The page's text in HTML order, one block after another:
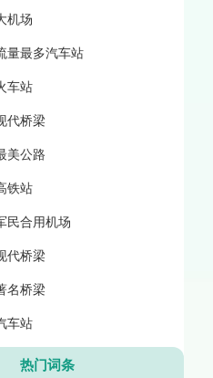
机场
量最多汽车站
车站
代桥梁
美公路
铁站
民合用机场
代桥梁
名桥梁
车站
热门词条